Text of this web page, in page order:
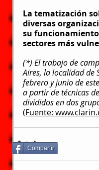
La tematización
diversas
su
sectores más
(*) El trabajo de
Aires, la localidad de
febrero y junio de
a partir de técnicas
divididos en dos
(Fuente:
Compartir